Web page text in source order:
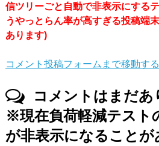
信ツリーごと自動で非表示にする
うやっとらん率が高すぎる投稿端
あります)
コメント投稿フォームまで移動する
コメントはまだあ
※現在負荷軽減テスト
が非表示になること